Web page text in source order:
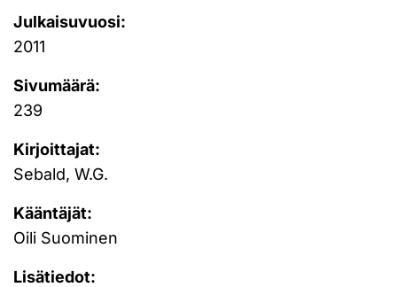
Julkaisuvuosi:
2011
Sivumäärä:
239
Kirjoittajat:
Sebald, W.G.
Kääntäjät:
Oili Suominen
Lisätiedot: